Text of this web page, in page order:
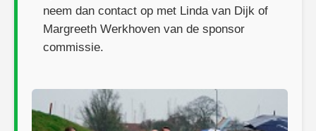
neem dan contact op met Linda van Dijk of
Margreeth Werkhoven van de sponsor
commissie.